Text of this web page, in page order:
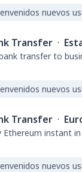
nuevos
Transfer ·
transfer to
nuevos
Transfer ·
Ethereum instant
nuevos